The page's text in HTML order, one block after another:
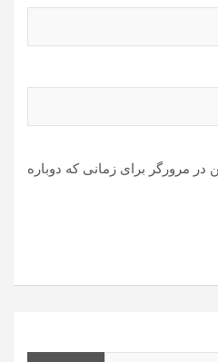
در مرورگر برای زمانی که دوباره